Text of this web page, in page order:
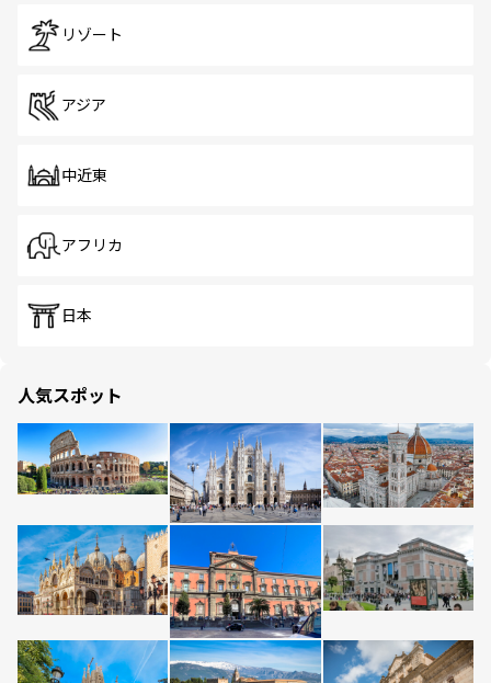
リゾート
アジア
中近東
アフリカ
日本
人気スポット